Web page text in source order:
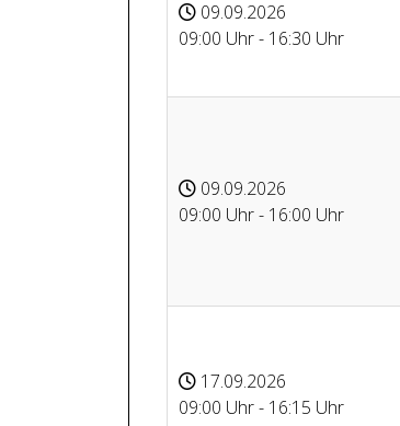
09.09.2026
09:00 Uhr - 16:30 Uhr
09.09.2026
09:00 Uhr - 16:00 Uhr
17.09.2026
09:00 Uhr - 16:15 Uhr